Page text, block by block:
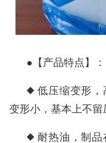
●【产品特点】：
◆ 低压缩变形，
变形小，基本上不留
◆ 耐热油，制品